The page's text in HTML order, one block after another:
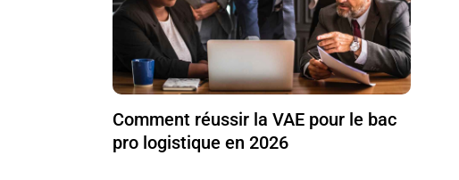
Comment réussir la VAE pour le bac
pro logistique en 2026